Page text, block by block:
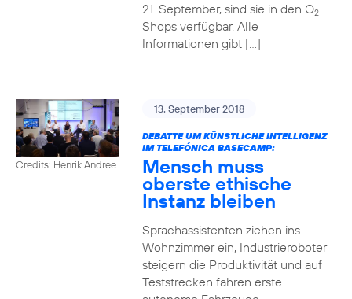
21. September, sind sie in den O2
Shops verfügbar. Alle
Informationen gibt […]
Credits: Henrik Andree
13. September 2018
DEBATTE UM KÜNSTLICHE INTELLIGENZ
IM TELEFÓNICA BASECAMP:
Mensch muss
oberste ethische
Instanz bleiben
Sprachassistenten ziehen ins
Wohnzimmer ein, Industrieroboter
steigern die Produktivität und auf
Teststrecken fahren erste